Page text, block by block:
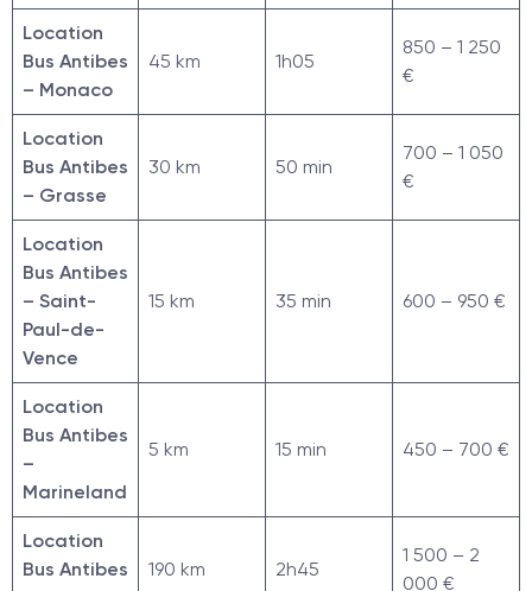
Location
Bus Antibes
– Monaco
45 km 1h05
850 – 1 250
€
Location
Bus Antibes
– Grasse
30 km 50 min
700 – 1 050
€
Location
Bus Antibes
– Saint-
Paul-de-
Vence
15 km 35 min 600 – 950 €
Location
Bus Antibes
–
Marineland
5 km 15 min 450 – 700 €
Location
Bus Antibes
190 km 2h45
1 500 – 2
000 €